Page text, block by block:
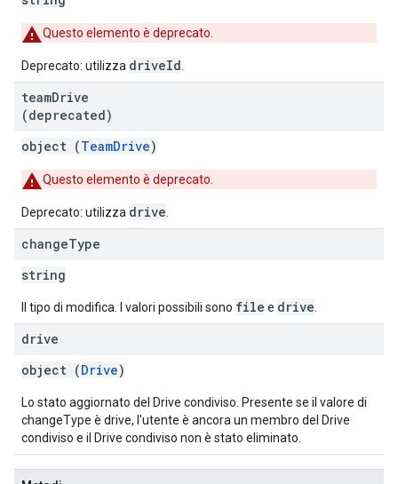
Questo elemento è deprecato.
Deprecato: utilizza driveId
teamDrive
(deprecated)
object (TeamDrive)
Questo elemento è deprecato.
Deprecato: utilizza drive
changeType
string
Il tipo di modifica. I valori possibili sono file e drive
drive
object (Drive)
Lo stato aggiornato del Drive condiviso. Presente se il valore di
changeType è drive, l'utente è ancora un membro del Drive
condiviso e il Drive condiviso non è stato eliminato.